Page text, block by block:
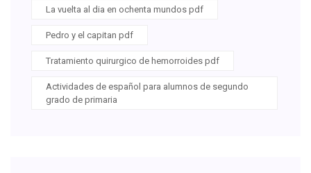
La vuelta al dia en ochenta mundos pdf
Pedro y el capitan pdf
Tratamiento quirurgico de hemorroides pdf
Actividades de español para alumnos de segundo
grado de primaria